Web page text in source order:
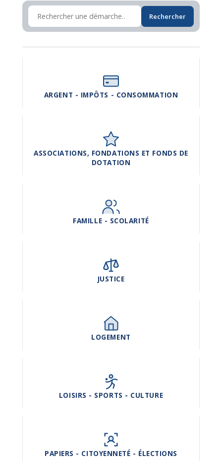
Rechercher
ARGENT - IMPÔTS - CONSOMMATION
ASSOCIATIONS, FONDATIONS ET FONDS DE
DOTATION
FAMILLE - SCOLARITÉ
JUSTICE
LOGEMENT
LOISIRS - SPORTS - CULTURE
PAPIERS - CITOYENNETÉ - ÉLECTIONS